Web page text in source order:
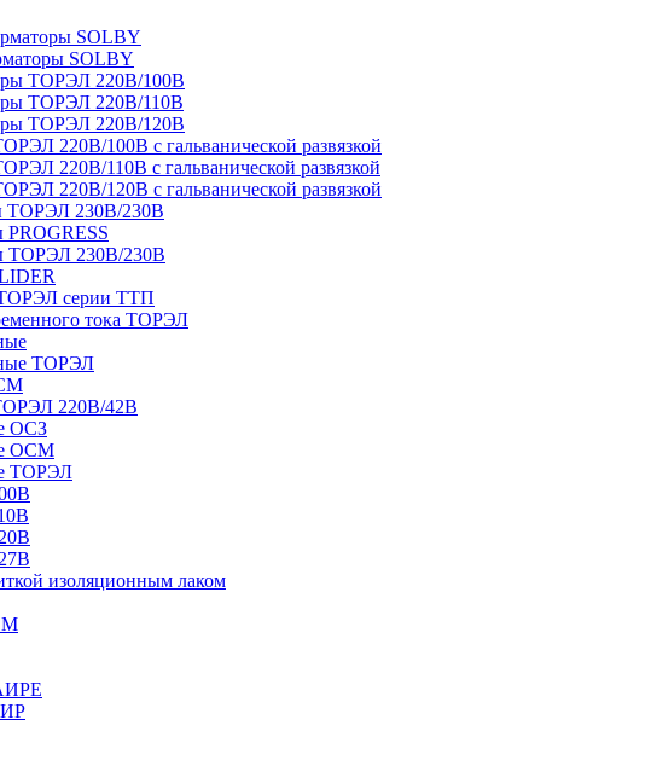
SOLBY
SOLBY
ТОРЭЛ 220В/100В
ТОРЭЛ 220В/110В
ТОРЭЛ 220В/120В
220В/100В с гальванической развязкой
220В/110В с гальванической развязкой
220В/120В с гальванической развязкой
ТОРЭЛ 230В/230В
PROGRESS
ТОРЭЛ 230В/230В
ТОРЭЛ серии ТТП
тока ТОРЭЛ
ТОРЭЛ
220В/42В
ОСЗ
ОСМ
ТОРЭЛ
изоляционным лаком